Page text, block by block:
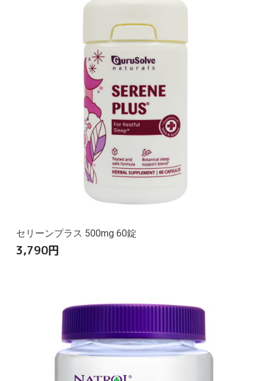
セリーンプラス 500mg 60錠
3,790円